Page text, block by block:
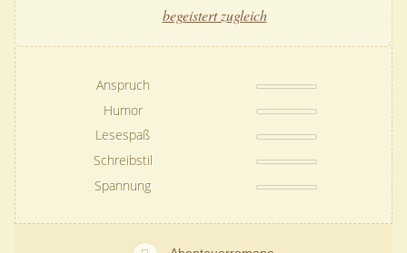
begeistert zugleich
Anspruch
Humor
Lesespaß
Schreibstil
Spannung